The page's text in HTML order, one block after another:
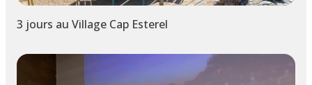
3 jours au Village Cap Esterel